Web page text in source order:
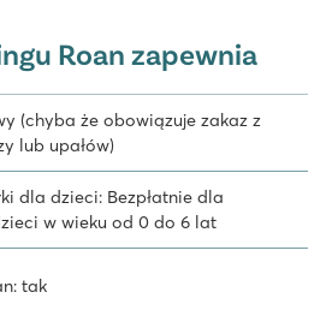
Roan zapewnia
(chyba że obowiązuje zakaz z
lub upałów)
dla dzieci: Bezpłatnie dla
w wieku od 0 do 6 lat
tak